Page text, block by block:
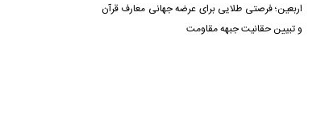
اربعین؛ فرصتی طلایی برای عرضه جهانی معارف قرآن
و تبیین حقانیت جبهه مقاومت